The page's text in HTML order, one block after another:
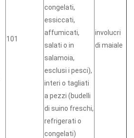
101
congelati,
essiccati,
affumicati,
salati o in
salamoia,
esclusi i pesci),
interi o tagliati
a pezzi (budelli
di suino freschi,
refrigerati o
congelati)
involucri
di maiale